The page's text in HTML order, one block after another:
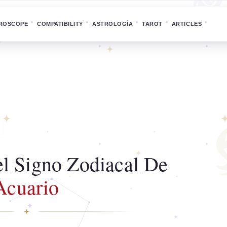
COMPATIBILITY ASTROLOGÍA TAROT ARTICLES
Signo Zodiacal De